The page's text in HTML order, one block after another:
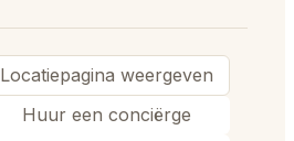
Locatiepagina weergeven
Huur een conciërge